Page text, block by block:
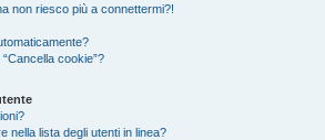
non riesco più a connettermi?!
cookie”?
nella lista degli utenti in linea?